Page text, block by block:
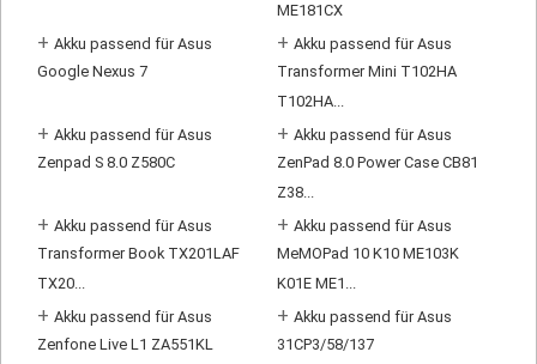
ME181CX
+ Akku passend für Asus
Google Nexus 7
+ Akku passend für Asus
Transformer Mini T102HA
T102HA...
+ Akku passend für Asus
Zenpad S 8.0 Z580C
+ Akku passend für Asus
ZenPad 8.0 Power Case CB81
Z38...
+ Akku passend für Asus
Transformer Book TX201LAF
TX20...
+ Akku passend für Asus
MeMOPad 10 K10 ME103K
K01E ME1...
+ Akku passend für Asus
Zenfone Live L1 ZA551KL
+ Akku passend für Asus
31CP3/58/137